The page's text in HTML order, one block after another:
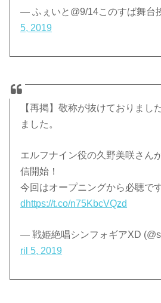
— ふぇいと@9/14このすば舞台
5, 2019
【再掲】敬称が抜けておりまし
ました。
エルフナイン役の久野美咲さん
信開始！
今回はオープニングから必聴で
d https://t.co/n75KbcVQzd
— 戦姫絶唱シンフォギアXD
ril 5, 2019